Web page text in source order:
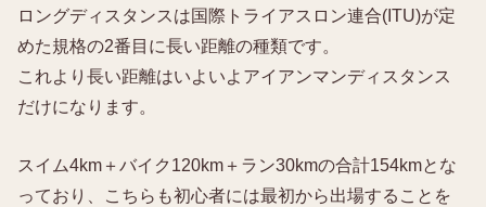
ロングディスタンスは国際トライアスロン連合(ITU)が定
めた規格の2番目に長い距離の種類です。
これより長い距離はいよいよアイアンマンディスタンス
だけになります。
スイム4km＋バイク120km＋ラン30kmの合計154kmとな
っており、こちらも初心者には最初から出場することを